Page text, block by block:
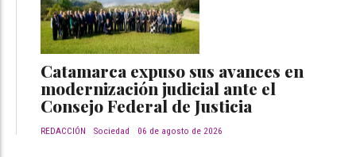
Catamarca expuso sus avances en
modernización judicial ante el
Consejo Federal de Justicia
REDACCIÓN Sociedad 06 de agosto de 2026